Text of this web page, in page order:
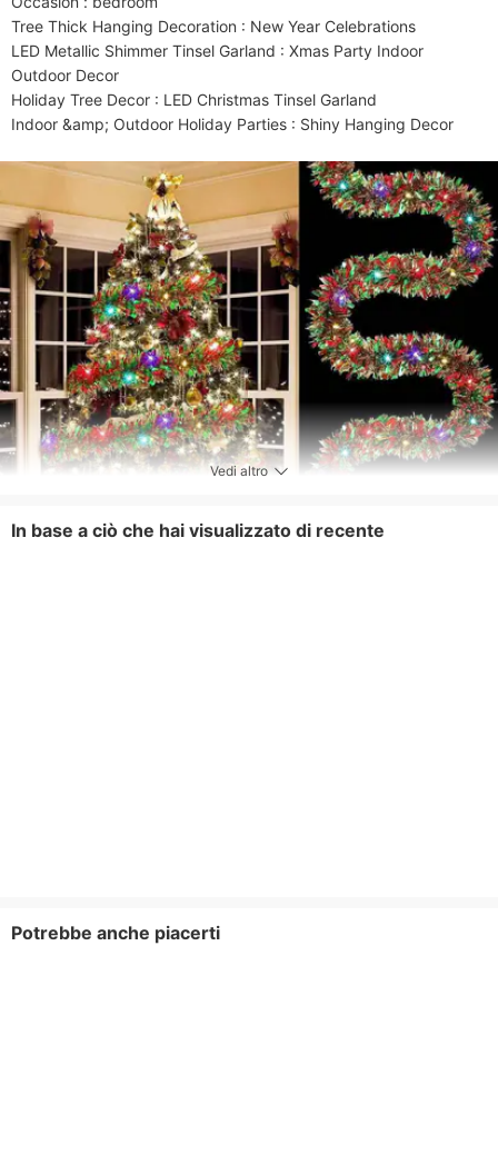
Tree Thick Hanging Decoration : New Year Celebrations
LED Metallic Shimmer Tinsel Garland : Xmas Party Indoor
Outdoor Decor
Holiday Tree Decor : LED Christmas Tinsel Garland
Indoor &amp; Outdoor Holiday Parties : Shiny Hanging Decor
Vedi altro
In base a ciò che hai visualizzato di recente
Potrebbe anche piacerti